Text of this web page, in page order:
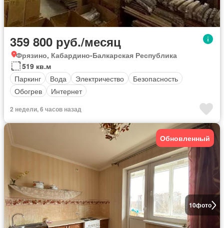
359 800 руб./месяц
Фрязино, Кабардино-Балкарская Республика
519 кв.м
Паркинг
Вода Электричество
Безопасность
Обогрев
Интернет
2 недели, 6 часов назад
10фото
Обновленный